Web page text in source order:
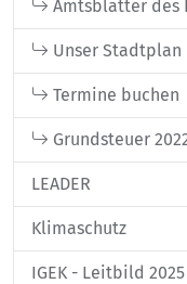
Amtsblätter des
Unser Stadtplan
Termine buchen
Grundsteuer
LEADER
Klimaschutz
IGEK - Leitbild 2025